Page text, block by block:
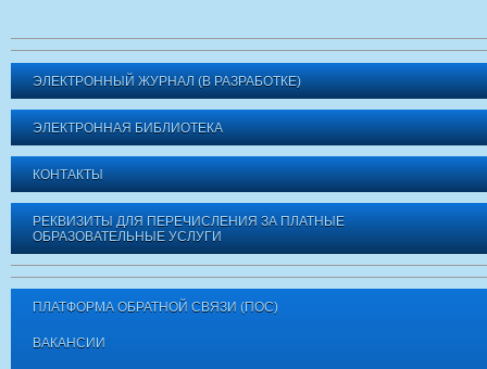
ЭЛЕКТРОННЫЙ ЖУРНАЛ (В РАЗРАБОТКЕ)
ЭЛЕКТРОННАЯ БИБЛИОТЕКА
КОНТАКТЫ
РЕКВИЗИТЫ ДЛЯ ПЕРЕЧИСЛЕНИЯ ЗА ПЛАТНЫЕ
ОБРАЗОВАТЕЛЬНЫЕ УСЛУГИ
ПЛАТФОРМА ОБРАТНОЙ СВЯЗИ (ПОС)
ВАКАНСИИ